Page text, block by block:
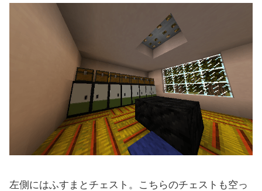
左側にはふすまとチェスト。こちらのチェストも空っ